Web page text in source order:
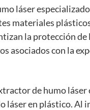
láser
materiales
la protección
asociados con la
de humo láser
láser en plástico. Al